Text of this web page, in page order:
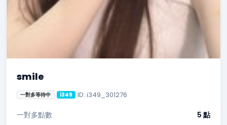
smile
一對多等待中 i349 ID: i349_301276
一對多點數
5 點